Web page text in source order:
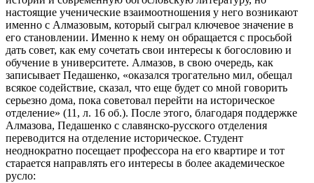
настоящие ученические взаимоотношения у него возникают
именно с Алмазовым, который сыграл ключевое значение в
его становлении. Именно к нему он обращается с просьбой
дать совет, как ему сочетать свои интересы к богословию и
обучение в университете. Алмазов, в свою очередь, как
записывает Педашенко, «оказался трогательно мил, обещал
всякое содействие, сказал, что еще будет со мной говорить
серьезно дома, пока советовал перейти на историческое
отделение» (11, л. 16 об.). После этого, благодаря поддержке
Алмазова, Педашенко с славянско-русского отделения
переводится на отделение историческое. Студент
неоднократно посещает профессора на его квартире и тот
старается направлять его интересы в более академическое
русло: